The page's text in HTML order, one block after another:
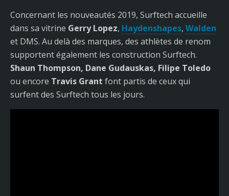
Concernant les nouveautés 2019, Surftech accueille
dans sa vitrine Gerry Lopez, Haydenshapes, Walden
et DMS. Au delà des marques, des athlètes de renom
supportent également les construction Surftech.
Shaun Thompson, Dane Gudauskas, Filipe Toledo
ou encore Travis Grant font partis de ceux qui
surfent des Surftech tous les jours.